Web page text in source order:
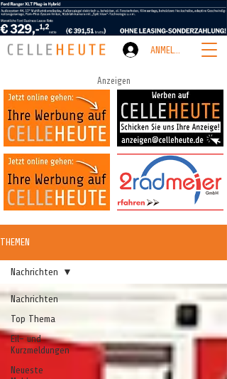
ANMELDEN
Anzeigen
THEMEN
Nachrichten
Top Thema
Eil- und
Kurzmeldungen
Neueste
Nachrichten